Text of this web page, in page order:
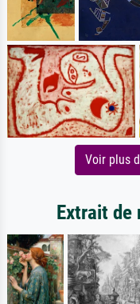
Voir plus
Extrait de